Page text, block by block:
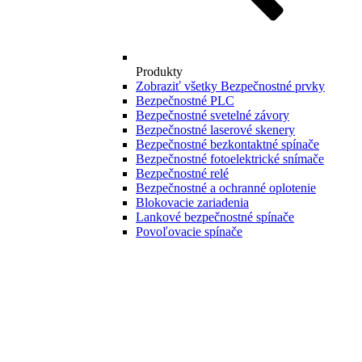
Produkty
Zobraziť všetky Bezpečnostné prvky
Bezpečnostné PLC
Bezpečnostné svetelné závory
Bezpečnostné laserové skenery
Bezpečnostné bezkontaktné spínače
Bezpečnostné fotoelektrické snímače
Bezpečnostné relé
Bezpečnostné a ochranné oplotenie
Blokovacie zariadenia
Lankové bezpečnostné spínače
Povoľovacie spínače